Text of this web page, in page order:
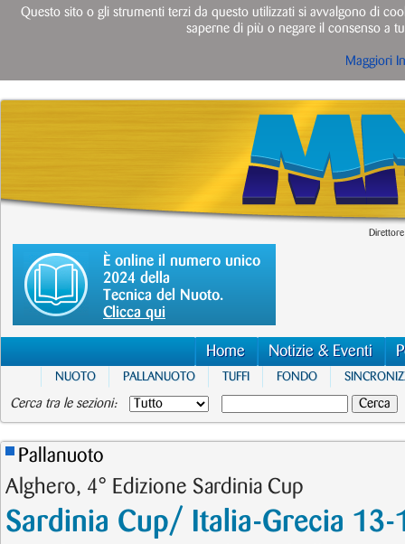
È online il numero unico
2024 della
Tecnica del Nuoto.
Clicca qui
Home Notizie & Eventi
NUOTO PALLANUOTO TUFFI FONDO
Cerca tra le sezioni:
Pallanuoto
Alghero, 4° Edizione Sardinia Cup
Sardinia Cup/ Italia-Grecia 13-
Questo sito o gli strumenti terzi da questo utilizzati si avvalgono di
saperne di più o negare il consenso a
Maggiori